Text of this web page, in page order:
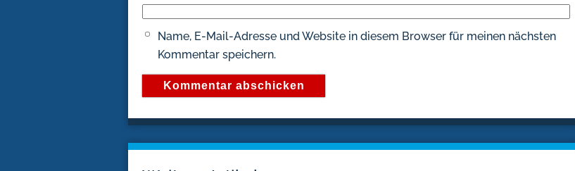
Name, E-Mail-Adresse und Website in diesem Browser für meinen nächsten
Kommentar speichern.